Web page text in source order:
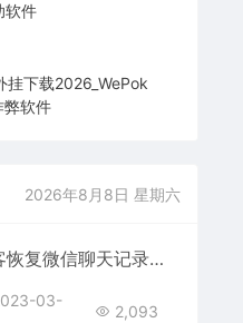
软件
挂下载2026_WePok
弊软件
2026年8月8日 星期六
黑客恢复微信聊天记录软件APP（黑客恢复苹果安卓微信聊天记录）
03-
2,093